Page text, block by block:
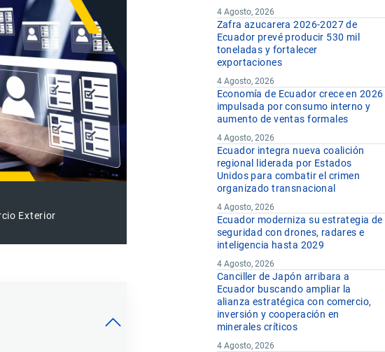
Exterior
4 Agosto, 2026
Zafra azucarera 2026-2027 de
Ecuador prevé producir 530 mil
toneladas y fortalecer
exportaciones
4 Agosto, 2026
Economía de Ecuador crece en 2026
impulsada por consumo interno y
aumento de ventas formales
4 Agosto, 2026
Ecuador integra nueva coalición
regional liderada por Estados
Unidos para combatir el crimen
organizado transnacional
4 Agosto, 2026
Ecuador moderniza su estrategia de
seguridad con drones, radares e
inteligencia hasta 2029
4 Agosto, 2026
Canciller de Japón arribara a
Ecuador buscando ampliar la
alianza estratégica con comercio,
inversión y cooperación en
minerales críticos
4 Agosto, 2026